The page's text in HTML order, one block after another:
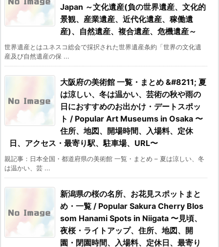
Japan ～文化遺産(負の世界遺産、文化的
景観、産業遺産、近代化遺産、稼働遺
産)、自然遺産、複合遺産、危機遺産～
世界遺産とはユネスコ総会で採択された世界遺産条約「世界の文化遺
産及び自然遺産の保 ...
大阪府の美術館 一覧・まとめ &#8211; 夏
は涼しい、冬は温かい、芸術の秋や雨の
日におすすめのお出かけ・デートスポッ
ト / Popular Art Museums in Osaka 〜
住所、地図、開場時間、入場料、定休
日、アクセス・最寄り駅、駐車場、URL〜
親記事：日本全国・都道府県の美術館 一覧・まとめ – 夏は涼しい、冬
は温かい、芸 ...
新潟県の桜の名所、お花見スポットまと
め・一覧 / Popular Sakura Cherry Blos
som Hanami Spots in Niigata 〜見頃、
夜桜・ライトアップ、住所、地図、開
園・閉園時間、入場料、定休日、最寄り